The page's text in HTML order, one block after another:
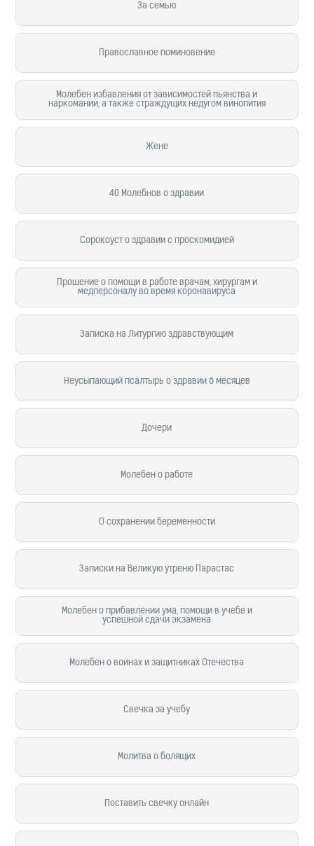
За семью
Православное поминовение
Молебен избавления от зависимостей пьянства и
наркомании, а также страждущих недугом винопития
Жене
40 Молебнов о здравии
Сорокоуст о здравии с проскомидией
Прошение о помощи в работе врачам, хирургам и
медперсоналу во время коронавируса
Записка на Литургию здравствующим
Неусыпающий псалтырь о здравии 6 месяцев
Дочери
Молебен о работе
О сохранении беременности
Записки на Великую утреню Парастас
Молебен о прибавлении ума, помощи в учебе и
успешной сдачи экзамена
Молебен о воинах и защитниках Отечества
Свечка за учебу
Молитва о болящих
Поставить свечку онлайн